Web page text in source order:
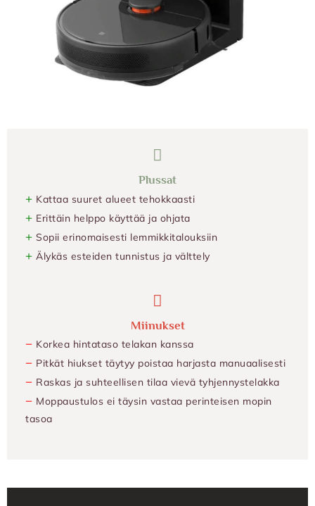
Plussat
+ Kattaa suuret alueet tehokkaasti
+ Erittäin helppo käyttää ja ohjata
+ Sopii erinomaisesti lemmikkitalouksiin
+ Älykäs esteiden tunnistus ja välttely
Miinukset
− Korkea hintataso telakan kanssa
− Pitkät hiukset täytyy poistaa harjasta manuaalisesti
− Raskas ja suhteellisen tilaa vievä tyhjennystelakka
− Moppaustulos ei täysin vastaa perinteisen mopin
tasoa